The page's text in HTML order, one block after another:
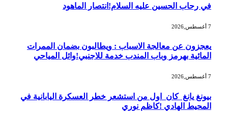
في رحاب الحسين عليه السلام!انتصار الماهود
يعجزون عن معالجة الاسباب : ويطالبون بضمان الممرات
المائية بهرمز وباب المندب خدمة للاجنبي!وائل المياحي
بيونغ يانغ كان اول من استشعر خطر العسكرة اليابانية في
المحيط الهادي !كاظم نوري